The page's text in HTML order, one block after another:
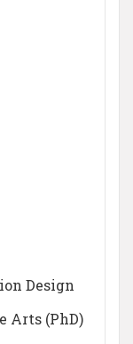
Design
Arts (PhD)